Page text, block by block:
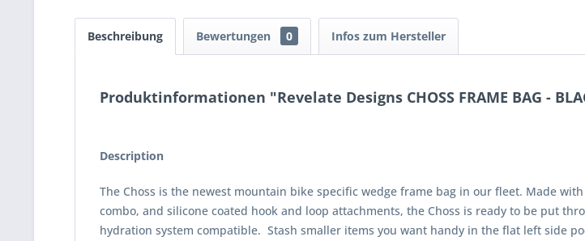
Beschreibung Bewertungen 0 Infos zum Hersteller
Produktinformationen "Revelate Designs CHOSS FRAME BAG -
Description
The Choss is the newest mountain bike specific wedge frame bag in our fleet. Made
combo, and silicone coated hook and loop attachments, the Choss is ready to be put
hydration system compatible. Stash smaller items you want handy in the flat left side